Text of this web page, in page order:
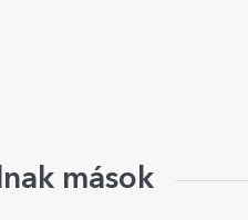
mások